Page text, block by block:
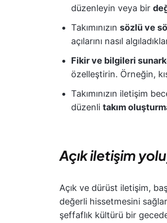
düzenleyin veya bir
Takımınızın sözlü ve
açılarını nasıl
Fikir ve bilgileri
özelleştirin. Örneğin,
Takımınızın iletişim
düzenli takım
Açık iletişim
Açık ve dürüst iletişim,
değerli hissetmesini
şeffaflık kültürü bir